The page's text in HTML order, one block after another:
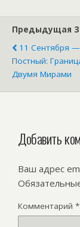
Предыдущая
11 Сентября
Постный:
Двумя Мирами
Добавить
Ваш адрес
Комментарий *